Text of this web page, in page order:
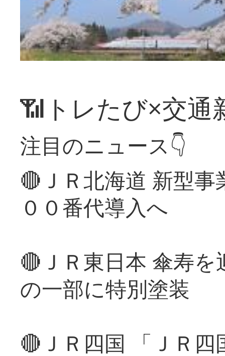
📶トレたび×交通
注目のニュース👇
🔴ＪＲ北海道 新型
００番代導入へ
🔴ＪＲ東日本 傘寿
の一部に特別塗装
🔴ＪＲ四国 「ＪＲ